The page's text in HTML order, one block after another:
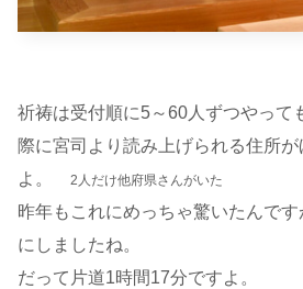
祈祷は受付順に5～60人ずつやって
際に宮司より読み上げられる住所
よ。
2人だけ他府県さんがいた
昨年もこれにめっちゃ驚いたんで
にしましたね。
だって片道1時間17分ですよ。